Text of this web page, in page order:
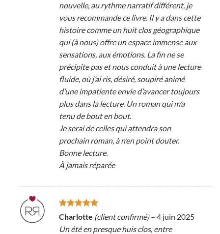
nouvelle, au rythme narratif différent, je
vous recommande ce livre. Il y a dans cette
histoire comme un huit clos géographique
qui (à nous) offre un espace immense aux
sensations, aux émotions. La fin ne se
précipite pas et nous conduit à une lecture
fluide, où j’ai ris, désiré, soupiré animé
d’une impatiente envie d’avancer toujours
plus dans la lecture. Un roman qui m’a
tenu de bout en bout.
Je serai de celles qui attendra son
prochain roman, à n’en point douter.
Bonne lecture.
À jamais réparée
Note5sur
5
Charlotte (client confirmé) – 4 juin 2025
Un été en presque huis clos, entre